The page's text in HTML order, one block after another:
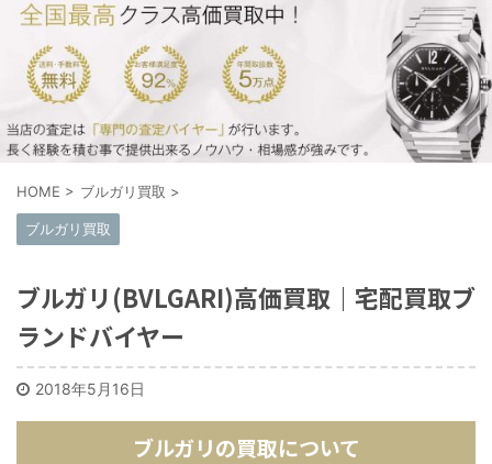
HOME > ブルガリ買取 >
ブルガリ買取
ブルガリ(BVLGARI)高価買取｜宅配買取ブ
ランドバイヤー
2018年5月16日
ブルガリの買取について